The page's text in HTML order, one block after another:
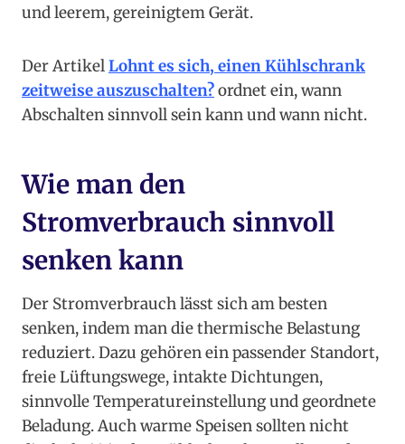
und leerem, gereinigtem Gerät.
Der ArtikelLohnt es sich, einen Kühlschrank
zeitweise auszuschalten?ordnet ein, wann
Abschalten sinnvoll sein kann und wann nicht.
Wie man den
Stromverbrauch sinnvoll
senken kann
Der Stromverbrauch lässt sich am besten
senken, indem man die thermische Belastung
reduziert. Dazu gehören ein passender Standort,
freie Lüftungswege, intakte Dichtungen,
sinnvolle Temperatureinstellung und geordnete
Beladung. Auch warme Speisen sollten nicht